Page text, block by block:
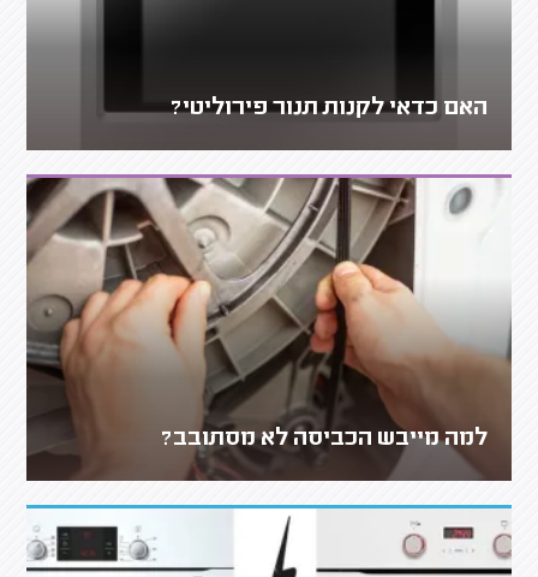
האם כדאי לקנות תנור פירוליטי?
למה מייבש הכביסה לא מסתובב?